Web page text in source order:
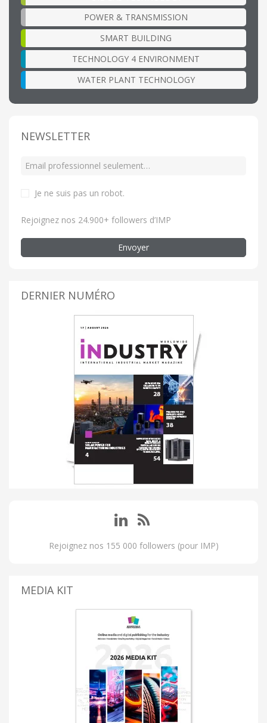
POWER & TRANSMISSION
SMART BUILDING
TECHNOLOGY 4 ENVIRONMENT
WATER PLANT TECHNOLOGY
NEWSLETTER
Je ne suis pas un robot.
Rejoignez nos 24.900+ followers d’IMP
Envoyer
DERNIER NUMÉRO
Rejoignez nos 155 000 followers (pour IMP)
MEDIA KIT